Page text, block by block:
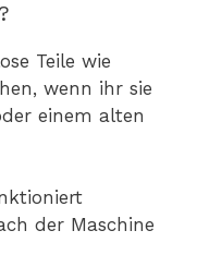
Teile wie
wenn ihr sie
einem alten
der Maschine